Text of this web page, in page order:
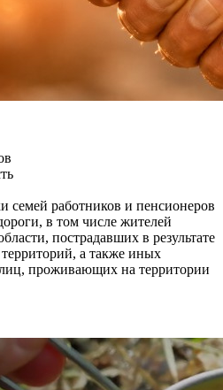
семей работников и пенсионеров
в том числе жителей
пострадавших в результате
а также иных
проживающих на территории